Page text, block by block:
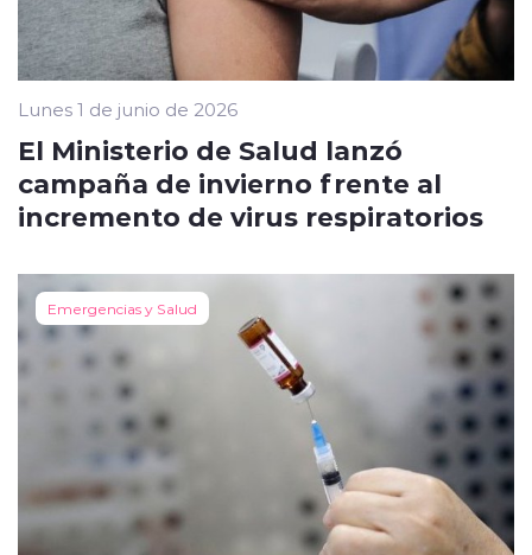
Lunes 1 de junio de 2026
El Ministerio de Salud lanzó
campaña de invierno frente al
incremento de virus respiratorios
Emergencias y Salud